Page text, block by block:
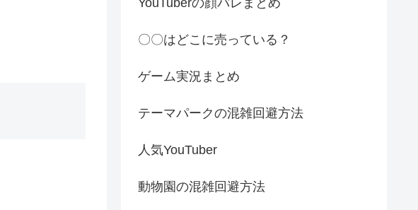
YouTuberの顔バレまとめ
〇〇はどこに売っている？
ゲーム実況まとめ
テーマパークの混雑回避方法
人気YouTuber
動物園の混雑回避方法